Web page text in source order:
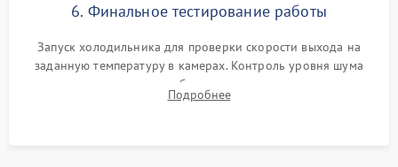
6. Финальное тестирование работы
Запуск холодильника для проверки скорости выхода на
заданную температуру в камерах. Контроль уровня шума
компрессора, отсутствия обмерзания стенок и корректного
срабатывания системы автоматической оттайки.
Подробнее